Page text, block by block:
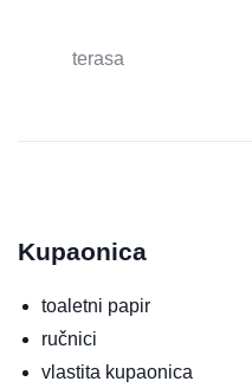
terasa
Kupaonica
toaletni papir
ručnici
vlastita kupaonica